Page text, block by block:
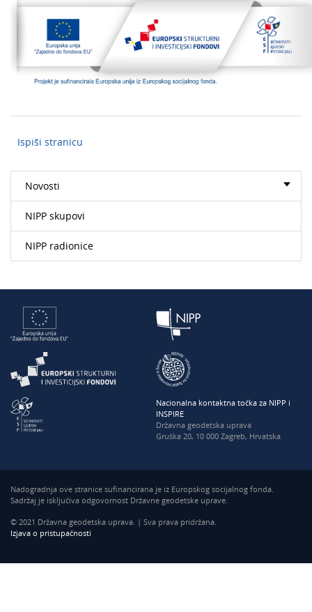
Ispiši stranicu
Novosti
NIPP skupovi
NIPP radionice
Nacionalna kontaktna točka za NIPP i
INSPIRE
Državna geodetska uprava
Gruška 20, 10 000 Zagreb, Hrvatska
Nadogradnja ove stranice sufinancirana je iz Europskog socijalnog fonda.
Sadržaj je isključiva odgovornost Državne geodetske uprave.
© 2021 Državna geodetska uprava. | Sva prava pridržana.
Izjava o pristupačnosti